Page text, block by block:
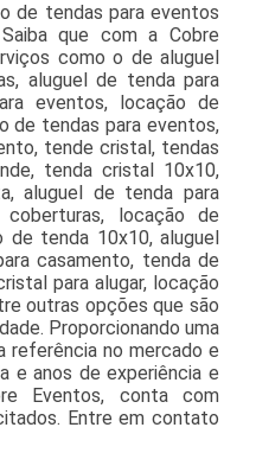
de tendas para eventos
que com a Cobre
como o de aluguel
aluguel de tenda para
eventos, locação de
de tendas para eventos,
tende cristal, tendas
tenda cristal 10x10,
aluguel de tenda para
locação de
tenda 10x10, aluguel
casamento, tenda de
para alugar, locação
outras opções que são
Proporcionando uma
referência no mercado e
e anos de experiência e
Eventos, conta com
Entre em contato